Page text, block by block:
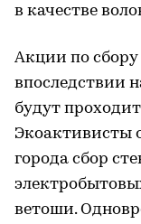
в качестве
Акции по
впоследствии
будут
Экоактивисты
города сбор
ветоши.